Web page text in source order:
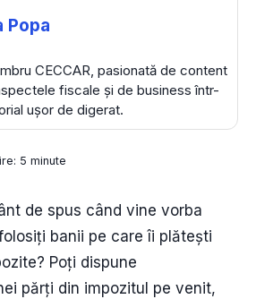
Popa
CECCAR, pasionată de content
fiscale și de business într-
ușor de digerat.
5 minute
de spus când vine vorba
banii pe care îi plătești
Poți dispune
părți din impozitul pe venit,